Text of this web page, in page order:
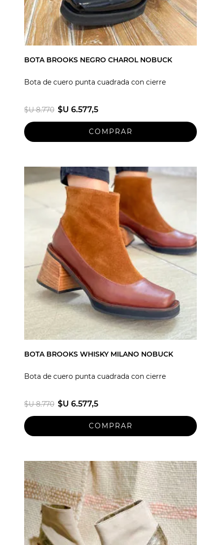
BOTA BROOKS NEGRO CHAROL NOBUCK
Bota de cuero punta cuadrada con cierre
$U 8.770 $U 6.577,5
BOTA BROOKS WHISKY MILANO NOBUCK
Bota de cuero punta cuadrada con cierre
$U 8.770 $U 6.577,5